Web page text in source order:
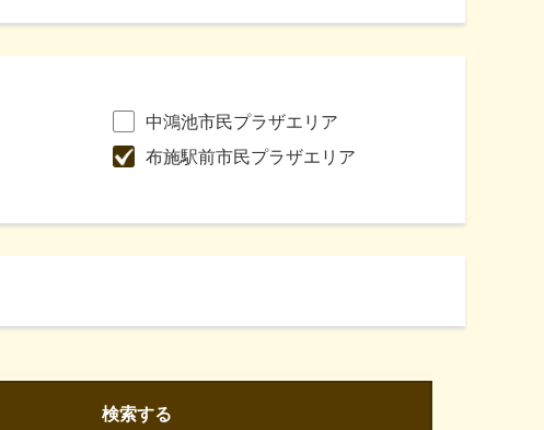
中鴻池市民プラザエリア
布施駅前市民プラザエリア
検索する